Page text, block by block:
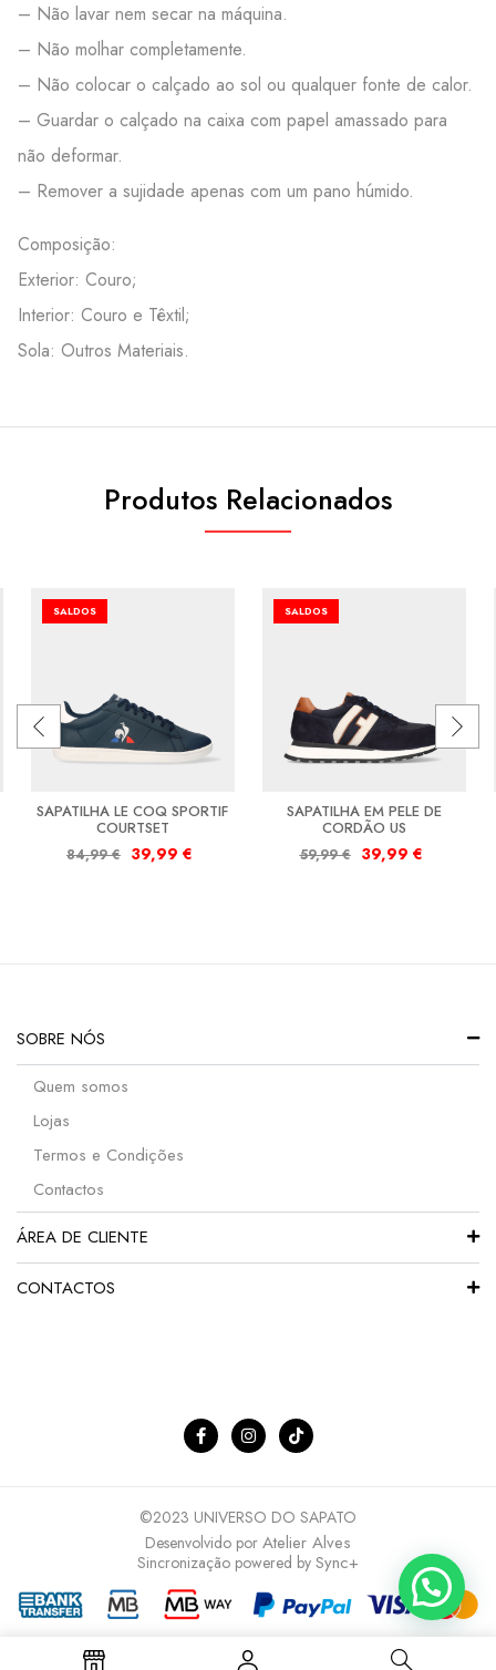
– Não lavar nem secar na máquina.
– Não molhar completamente.
– Não colocar o calçado ao sol ou qualquer fonte de calor.
– Guardar o calçado na caixa com papel amassado para
não deformar.
– Remover a sujidade apenas com um pano húmido.
Composição:
Exterior: Couro;
Interior: Couro e Têxtil;
Sola: Outros Materiais.
Produtos Relacionados
SALDOS
SAPATILHA LE COQ SPORTIF
COURTSET
84,99€ 39,99 €
SALDOS
SAPATILHA EM PELE DE
CORDÃO US
59,99€ 39,99 €
SOBRE NÓS
Quem somos
Lojas
Termos e Condições
Contactos
ÁREA DE CLIENTE
CONTACTOS
©2023 UNIVERSO DO SAPATO
Desenvolvido por Atelier Alves
Sincronização powered by Sync+